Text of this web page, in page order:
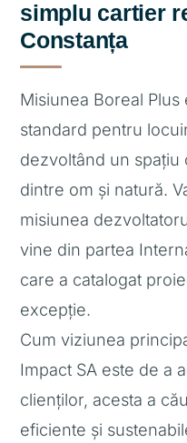
simplu cartier
Constanța
Misiunea Boreal
standard pentru
dezvoltând un
dintre om și natură.
misiunea
vine din partea
care a catalogat
excepție.
Cum viziunea
Impact SA este de a
clienților, acesta a
eficiente și